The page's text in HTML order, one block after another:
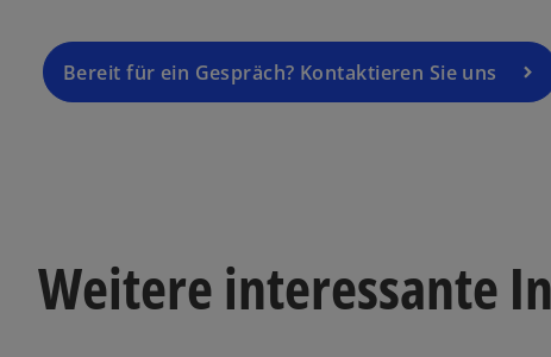
Bereit für ein Gespräch? Kontaktieren Sie uns
e
is
Weitere interessante